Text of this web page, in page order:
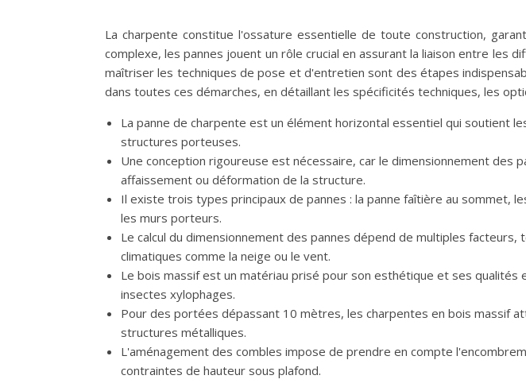
La charpente constitue l'ossature essentielle de toute construction,
complexe, les pannes jouent un rôle crucial en assurant la liaison entre
maîtriser les techniques de pose et d'entretien sont des étapes
dans toutes ces démarches, en détaillant les spécificités techniques, les
La panne de charpente est un élément horizontal essentiel qui soutient
structures porteuses.
Une conception rigoureuse est nécessaire, car le dimensionnement
affaissement ou déformation de la structure.
Il existe trois types principaux de pannes : la panne faîtière au sommet,
les murs porteurs.
Le calcul du dimensionnement des pannes dépend de multiples
climatiques comme la neige ou le vent.
Le bois massif est un matériau prisé pour son esthétique et ses
insectes xylophages.
Pour des portées dépassant 10 mètres, les charpentes en bois massif
structures métalliques.
L'aménagement des combles impose de prendre en compte
contraintes de hauteur sous plafond.